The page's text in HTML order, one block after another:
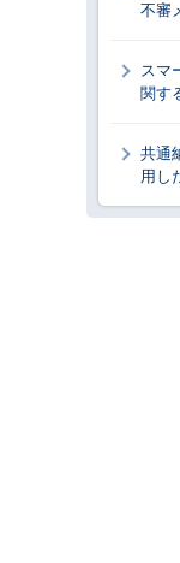
不審
スマ
関す
共通
用し